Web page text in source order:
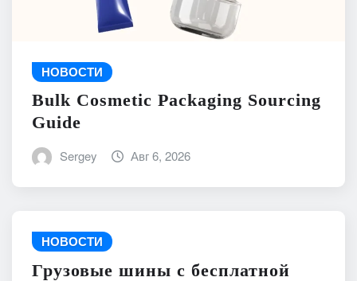
НОВОСТИ
Bulk Cosmetic Packaging Sourcing
Guide
Sergey Авг 6, 2026
НОВОСТИ
Грузовые шины с бесплатной